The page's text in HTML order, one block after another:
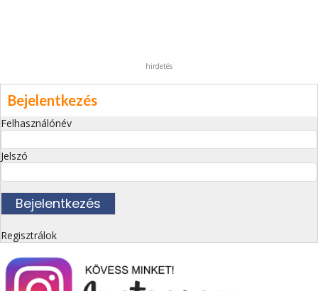
hirdetés
Bejelentkezés
Felhasználónév
Jelszó
Regisztrálok